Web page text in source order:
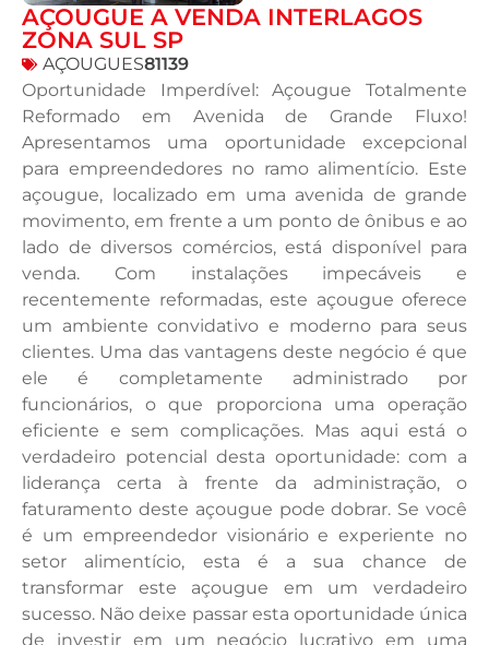
AÇOUGUE A VENDA INTERLAGOS
ZONA SUL SP
AÇOUGUES81139
Oportunidade Imperdível: Açougue Totalmente
Reformado em Avenida de Grande Fluxo!
Apresentamos uma oportunidade excepcional
para empreendedores no ramo alimentício. Este
açougue, localizado em uma avenida de grande
movimento, em frente a um ponto de ônibus e ao
lado de diversos comércios, está disponível para
venda. Com instalações impecáveis e
recentemente reformadas, este açougue oferece
um ambiente convidativo e moderno para seus
clientes. Uma das vantagens deste negócio é que
ele é completamente administrado por
funcionários, o que proporciona uma operação
eficiente e sem complicações. Mas aqui está o
verdadeiro potencial desta oportunidade: com a
liderança certa à frente da administração, o
faturamento deste açougue pode dobrar. Se você
é um empreendedor visionário e experiente no
setor alimentício, esta é a sua chance de
transformar este açougue em um verdadeiro
sucesso. Não deixe passar esta oportunidade única
de investir em um negócio lucrativo em uma